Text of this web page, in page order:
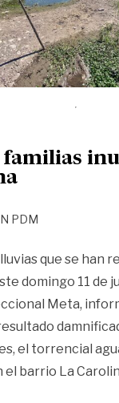
familias
PDM
que se han
domingo 11 de
Meta,
el torrencial
el barrio La